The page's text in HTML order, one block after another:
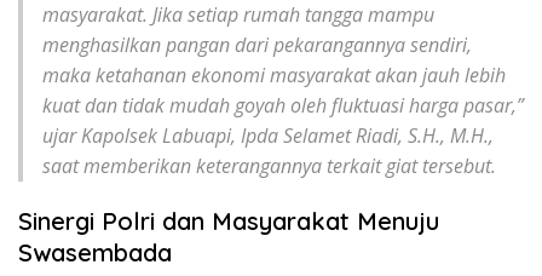
masyarakat. Jika setiap rumah tangga mampu
menghasilkan pangan dari pekarangannya sendiri,
maka ketahanan ekonomi masyarakat akan jauh lebih
kuat dan tidak mudah goyah oleh fluktuasi harga pasar,”
ujar Kapolsek Labuapi, Ipda Selamet Riadi, S.H., M.H.,
saat memberikan keterangannya terkait giat tersebut.
Sinergi Polri dan Masyarakat Menuju
Swasembada